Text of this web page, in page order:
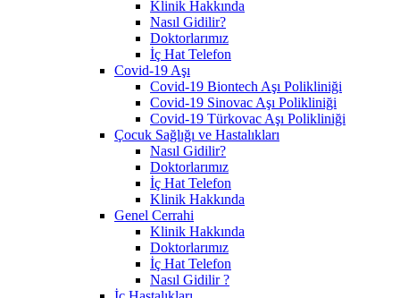
Klinik Hakkında
Nasıl Gidilir?
Doktorlarımız
İç Hat Telefon
Covid-19 Aşı
Covid-19 Biontech Aşı Polikliniği
Covid-19 Sinovac Aşı Polikliniği
Covid-19 Türkovac Aşı Polikliniği
Çocuk Sağlığı ve Hastalıkları
Nasıl Gidilir?
Doktorlarımız
İç Hat Telefon
Klinik Hakkında
Genel Cerrahi
Klinik Hakkında
Doktorlarımız
İç Hat Telefon
Nasıl Gidilir ?